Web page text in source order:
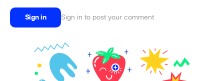
Sign in Sign in to post your comment